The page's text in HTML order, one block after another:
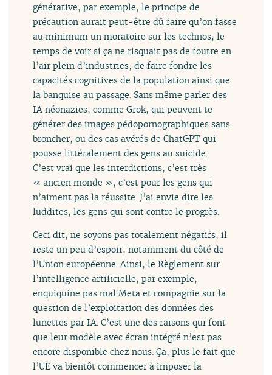
générative, par exemple, le principe de
précaution aurait peut-être dû faire qu’on fasse
au minimum un moratoire sur les technos, le
temps de voir si ça ne risquait pas de foutre en
l’air plein d’industries, de faire fondre les
capacités cognitives de la population ainsi que
la banquise au passage. Sans même parler des
IA néonazies, comme Grok, qui peuvent te
générer des images pédopornographiques sans
broncher, ou des cas avérés de ChatGPT qui
pousse littéralement des gens au suicide.
C’est vrai que les interdictions, c’est très
« ancien monde », c’est pour les gens qui
n’aiment pas la réussite. J’ai envie dire les
luddites, les gens qui sont contre le progrès.
Ceci dit, ne soyons pas totalement négatifs, il
reste un peu d’espoir, notamment du côté de
l’Union européenne. Ainsi, le Règlement sur
l’intelligence artificielle, par exemple,
enquiquine pas mal Meta et compagnie sur la
question de l’exploitation des données des
lunettes par IA. C’est une des raisons qui font
que leur modèle avec écran intégré n’est pas
encore disponible chez nous. Ça, plus le fait que
l’UE va bientôt commencer à imposer la